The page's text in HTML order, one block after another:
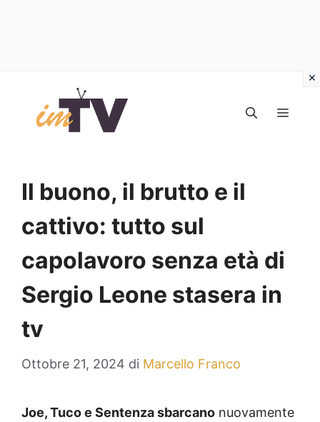
contenuto
Il buono, il brutto e il
cattivo: tutto sul
capolavoro senza età di
Sergio Leone stasera in
tv
Ottobre 21, 2024 di Marcello Franco
Joe, Tuco e Sentenza sbarcano nuovamente